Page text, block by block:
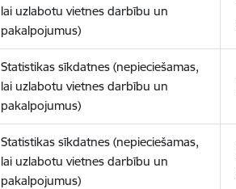
lai uzlabotu vietnes darbību un
pakalpojumus)
Statistikas sīkdatnes (nepieciešamas,
lai uzlabotu vietnes darbību un
pakalpojumus)
Statistikas sīkdatnes (nepieciešamas,
lai uzlabotu vietnes darbību un
pakalpojumus)